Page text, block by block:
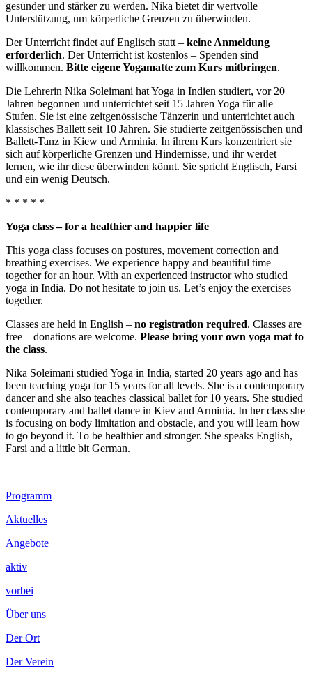
gesünder und stärker zu werden. Nika bietet dir wertvolle
Unterstützung, um körperliche Grenzen zu überwinden.
Der Unterricht findet auf Englisch statt – keine Anmeldung
erforderlich. Der Unterricht ist kostenlos – Spenden sind
willkommen. Bitte eigene Yogamatte zum Kurs mitbringen.
Die Lehrerin Nika Soleimani hat Yoga in Indien studiert, vor 20
Jahren begonnen und unterrichtet seit 15 Jahren Yoga für alle
Stufen. Sie ist eine zeitgenössische Tänzerin und unterrichtet auch
klassisches Ballett seit 10 Jahren. Sie studierte zeitgenössischen und
Ballett-Tanz in Kiew und Arminia. In ihrem Kurs konzentriert sie
sich auf körperliche Grenzen und Hindernisse, und ihr werdet
lernen, wie ihr diese überwinden könnt. Sie spricht Englisch, Farsi
und ein wenig Deutsch.
* * * * *
Yoga class – for a healthier and happier life
This yoga class focuses on postures, movement correction and
breathing exercises. We experience happy and beautiful time
together for an hour. With an experienced instructor who studied
yoga in India. Do not hesitate to join us. Let’s enjoy the exercises
together.
Classes are held in English – no registration required. Classes are
free – donations are welcome. Please bring your own yoga mat to
the class.
Nika Soleimani studied Yoga in India, started 20 years ago and has
been teaching yoga for 15 years for all levels. She is a contemporary
dancer and she also teaches classical ballet for 10 years. She studied
contemporary and ballet dance in Kiev and Arminia. In her class she
is focusing on body limitation and obstacle, and you will learn how
to go beyond it. To be healthier and stronger. She speaks English,
Farsi and a little bit German.
Footer
Inhalt
Programm
Aktuelles
Angebote
aktiv
vorbei
Über uns
Der Ort
Der Verein